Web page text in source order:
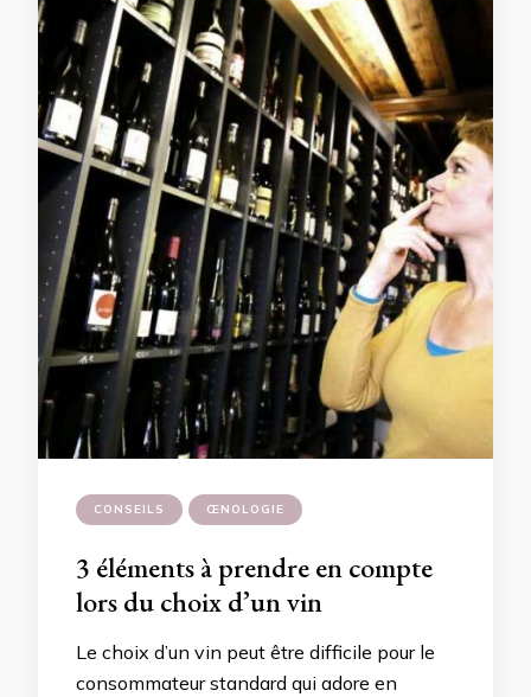
CONSEILS ŒNOLOGIE
3 éléments à prendre en compte
lors du choix d’un vin
Le choix d’un vin peut être difficile pour le
consommateur standard qui adore en